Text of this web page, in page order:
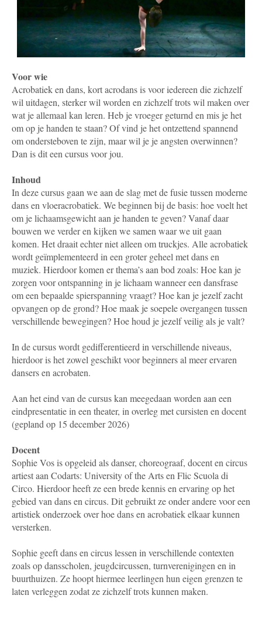
Voor wie
Acrobatiek en dans, kort acrodans is voor iedereen die zichzelf
wil uitdagen, sterker wil worden en zichzelf trots wil maken over
wat je allemaal kan leren. Heb je vroeger geturnd en mis je het
om op je handen te staan? Of vind je het ontzettend spannend
om ondersteboven te zijn, maar wil je je angsten overwinnen?
Dan is dit een cursus voor jou.
Inhoud
In deze cursus gaan we aan de slag met de fusie tussen moderne
dans en vloeracrobatiek. We beginnen bij de basis: hoe voelt het
om je lichaamsgewicht aan je handen te geven? Vanaf daar
bouwen we verder en kijken we samen waar we uit gaan
komen. Het draait echter niet alleen om truckjes. Alle acrobatiek
wordt geïmplementeerd in een groter geheel met dans en
muziek. Hierdoor komen er thema’s aan bod zoals: Hoe kan je
zorgen voor ontspanning in je lichaam wanneer een dansfrase
om een bepaalde spierspanning vraagt? Hoe kan je jezelf zacht
opvangen op de grond? Hoe maak je soepele overgangen tussen
verschillende bewegingen? Hoe houd je jezelf veilig als je valt?
In de cursus wordt gedifferentieerd in verschillende niveaus,
hierdoor is het zowel geschikt voor beginners al meer ervaren
dansers en acrobaten.
Aan het eind van de cursus kan meegedaan worden aan een
eindpresentatie in een theater, in overleg met cursisten en docent
(gepland op 15 december 2026)
Docent
Sophie Vos is opgeleid als danser, choreograaf, docent en circus
artiest aan Codarts: University of the Arts en Flic Scuola di
Circo. Hierdoor heeft ze een brede kennis en ervaring op het
gebied van dans en circus. Dit gebruikt ze onder andere voor een
artistiek onderzoek over hoe dans en acrobatiek elkaar kunnen
versterken.
Sophie geeft dans en circus lessen in verschillende contexten
zoals op dansscholen, jeugdcircussen, turnverenigingen en in
buurthuizen. Ze hoopt hiermee leerlingen hun eigen grenzen te
laten verleggen zodat ze zichzelf trots kunnen maken.